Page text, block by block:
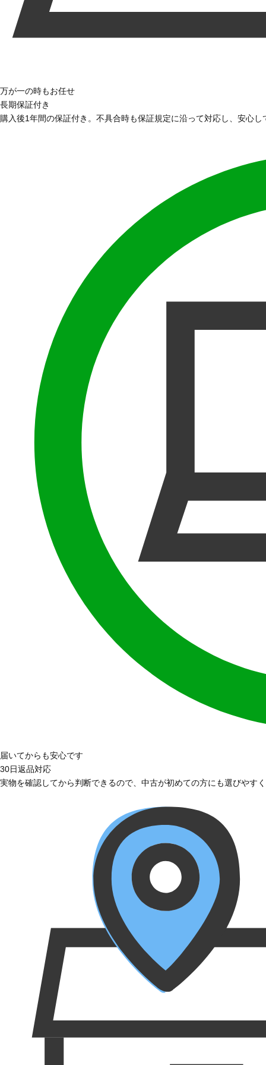
万が一の時もお任せ
長期保証付き
購入後1年間の保証付き。不具合時も保証規定に沿って対応し、安心
届いてからも安心です
30日返品対応
実物を確認してから判断できるので、中古が初めての方にも選びやす